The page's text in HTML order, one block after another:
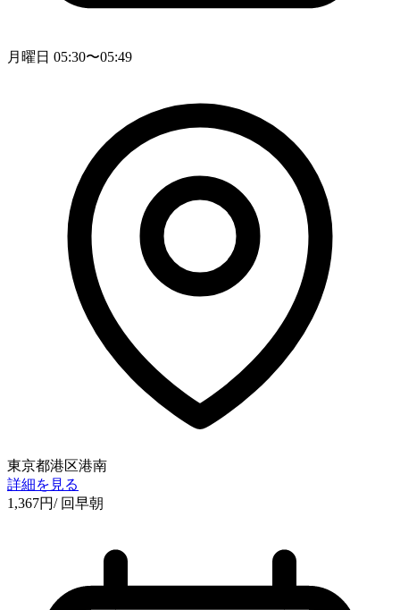
月曜日 05:30〜05:49
東京都港区港南
詳細を見る
1,367円/ 回早朝